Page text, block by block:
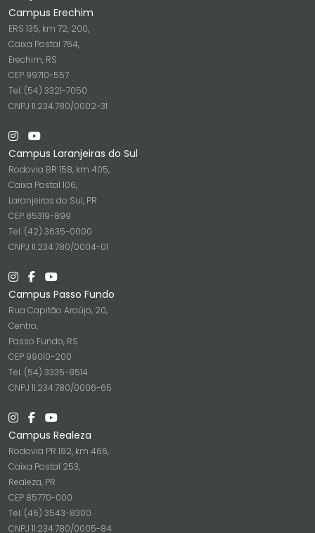
Campus Erechim
ERS 135, km 72, 200,
Caixa Postal 764,
Erechim, RS
CEP 99710-557
Tel. (54) 3321-7050
CNPJ 11.234.780/0002-31
Campus Laranjeiras do Sul
Rodovia BR 158, km 405,
Caixa Postal 106,
Laranjeiras do Sul, PR
CEP 85319-899
Tel. (42) 3635-0000
CNPJ 11.234.780/0004-01
Campus Passo Fundo
Rua Capitão Araújo, 20,
Centro,
Passo Fundo, RS
CEP 99010-200
Tel. (54) 3335-8514
CNPJ 11.234.780/0006-65
Campus Realeza
Rodovia PR 182, km 466,
Caixa Postal 253,
Realeza, PR
CEP 85770-000
Tel. (46) 3543-8300
CNPJ 11.234.780/0005-84